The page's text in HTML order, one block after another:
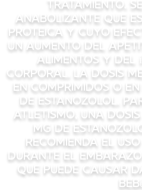
tratamiento.
anabolizante que
proteica y cuyo
un aumento del
alimentos y del
corporal. La dosis
en comprimidos o
de estanozolol.
atletismo, una dosis
mg de
recomienda el
durante el
que puede causar
bebé.